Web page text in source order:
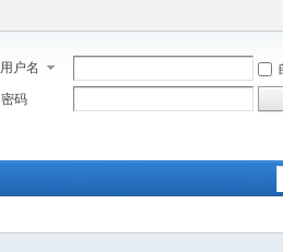
用户名
密码